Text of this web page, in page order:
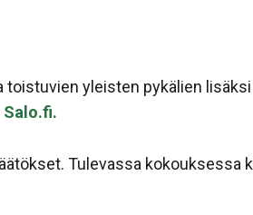
yleisten pykälien
Salo.fi.
Tulevassa kokouksessa